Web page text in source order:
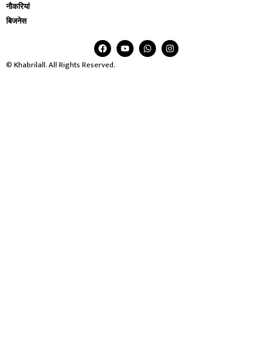
नौकरियां
बिजनेस
© Khabrilall. All Rights Reserved.